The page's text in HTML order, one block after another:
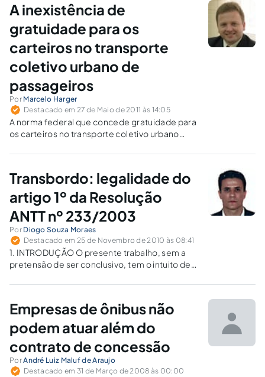
A inexistência de
gratuidade para os
carteiros no transporte
coletivo urbano de
passageiros
Por Marcelo Harger
Destacado em 27 de Maio de 2011 às 14:05
A norma federal que concede gratuidade para
os carteiros no transporte coletivo urbano
Transbordo: legalidade do
artigo 1º da Resolução
ANTT nº 233/2003
Por Diogo Souza Moraes
Destacado em 25 de Novembro de 2010 às 08:41
1. INTRODUÇÃO O presente trabalho, sem a
pretensão de ser conclusivo, tem o intuito de
pequena contribuição sobre a legalidade ou
bem como tecer alguns…
Empresas de ônibus não
podem atuar além do
contrato de concessão
PorAndré Luiz Maluf de Araujo
Destacado em 31 de Março de 2008 às 00:00